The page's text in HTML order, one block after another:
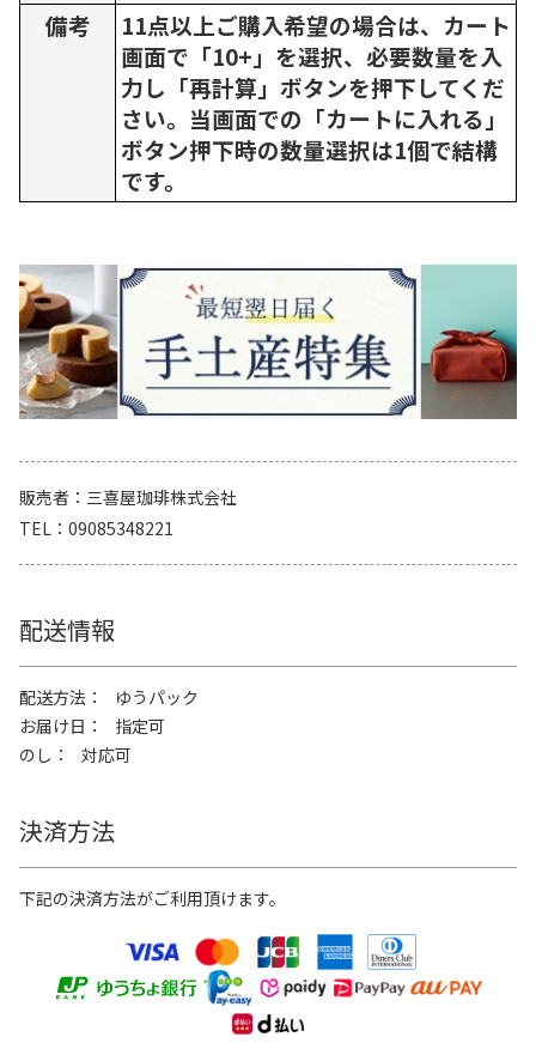
備考
11点以上ご購入希望の場合は、カート
画面で「10+」を選択、必要数量を入
力し「再計算」ボタンを押下してくだ
さい。当画面での「カートに入れる」
ボタン押下時の数量選択は1個で結構
です。
販売者
三喜屋珈琲株式会社
TEL
09085348221
配送情報
配送方法
ゆうパック
お届け日
指定可
のし
対応可
決済方法
下記の決済方法がご利用頂けます。